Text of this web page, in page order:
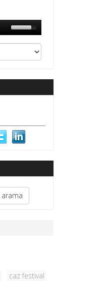
caz festival